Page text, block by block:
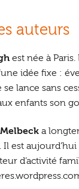
auteurs
est née à
idée fixe :
se lance sans
enfants son
a
est
d’activité